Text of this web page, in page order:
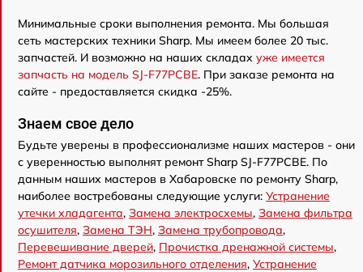
Минимальные сроки выполнения ремонта. Мы большая
сеть мастерских техники Sharp. Мы имеем более 20 тыс.
запчастей. И возможно на наших складах уже имеется
запчасть на модель SJ-F77PCBE. При заказе ремонта на
сайте - предоставляется скидка -25%.
Знаем свое дело
Будьте уверены в профессионализме наших мастеров - они
с уверенностью выполнят ремонт Sharp SJ-F77PCBE. По
данным наших мастеров в Хабаровске по ремонту Sharp,
наиболее востребованы следующие услуги: Устранение
утечки хладагента, Замена электросхемы, Замена фильтра
осушителя, Замена ТЭН, Замена трубопровода,
Перевешивание дверей, Прочистка дренажной системы,
Ремонт датчика морозильного отделения, Устранение